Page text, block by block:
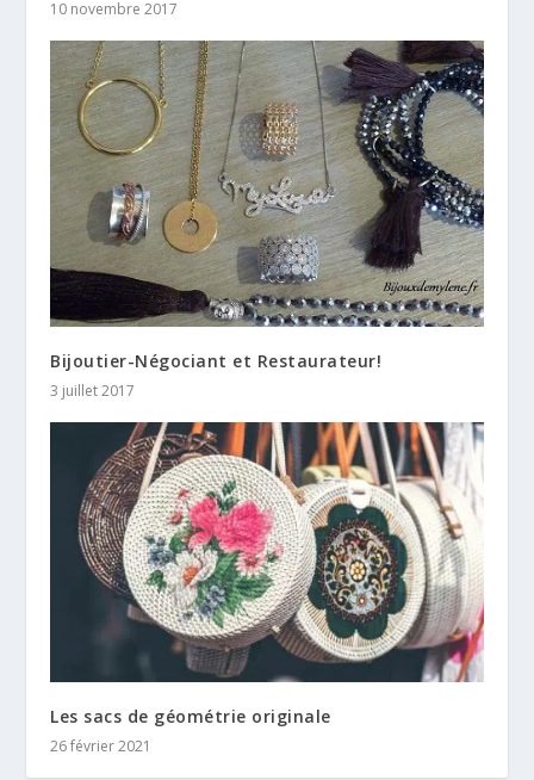
10 novembre 2017
Bijoutier-Négociant et Restaurateur!
3 juillet 2017
Les sacs de géométrie originale
26 février 2021